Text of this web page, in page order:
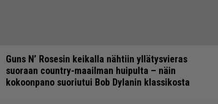
Guns N’ Rosesin keikalla nähtiin yllätysvieras
suoraan country-maailman huipulta – näin
kokoonpano suoriutui Bob Dylanin klassikosta